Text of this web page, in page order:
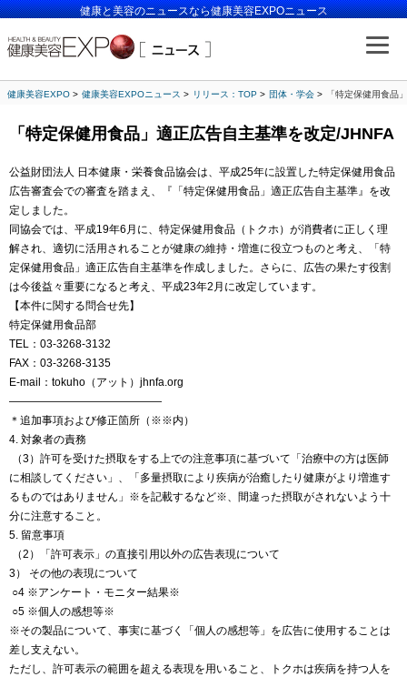
健康と美容のニュースなら健康美容EXPOニュース
健康美容EXPO 健康美容EXPOニュース リリース：TOP 団体・学会 「特定保健用食品
「特定保健用食品」適正広告自主基準を改定/JHNFA
公益財団法人 日本健康・栄養食品協会は、平成25年に設置した特定保健用食品
広告審査会での審査を踏まえ、『「特定保健用食品」適正広告自主基準』を改
定しました。
同協会では、平成19年6月に、特定保健用食品（トクホ）が消費者に正しく理
解され、適切に活用されることが健康の維持・増進に役立つものと考え、「特
定保健用食品」適正広告自主基準を作成しました。さらに、広告の果たす役割
は今後益々重要になると考え、平成23年2月に改定しています。
【本件に関する問合せ先】
特定保健用食品部
TEL：03-3268-3132
FAX：03-3268-3135
E-mail：tokuho（アット）jhnfa.org
——————————————
＊追加事項および修正箇所（※※内）
4. 対象者の責務
（3）許可を受けた摂取をする上での注意事項に基づいて「治療中の方は医師
に相談してください」、「多量摂取により疾病が治癒したり健康がより増進す
るものではありません」※を記載するなど※、間違った摂取がされないよう十
分に注意すること。
5. 留意事項
（2）「許可表示」の直接引用以外の広告表現について
3） その他の表現について
○4 ※アンケート・モニター結果※
○5 ※個人の感想等※
※その製品について、事実に基づく「個人の感想等」を広告に使用することは
差し支えない。
ただし、許可表示の範囲を超える表現を用いること、トクホは疾病を持つ人を